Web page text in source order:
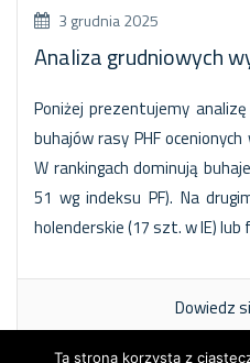
3 grudnia 2025
Analiza grudniowych
Poniżej prezentujemy
buhajów rasy PHF
W rankingach dominują
51 wg indeksu PF). Na
holenderskie (17 szt. w IE)
Dowiedz
Ta strona korzysta z